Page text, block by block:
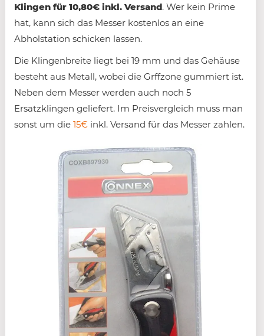
Klingen für 10,80€ inkl. Versand. Wer kein Prime
hat, kann sich das Messer kostenlos an eine
Abholstation schicken lassen.
Die Klingenbreite liegt bei 19 mm und das Gehäuse
besteht aus Metall, wobei die Grffzone gummiert ist.
Neben dem Messer werden auch noch 5
Ersatzklingen geliefert. Im Preisvergleich muss man
sonst um die 15€ inkl. Versand für das Messer zahlen.